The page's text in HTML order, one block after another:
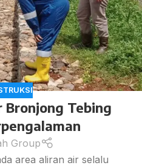
Bronjong Tebing
Group
area aliran air selalu